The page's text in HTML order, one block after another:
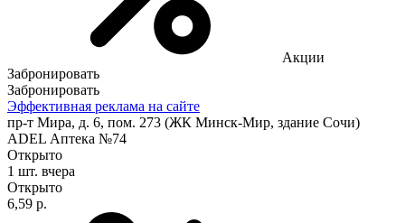
Акции
Забронировать
Забронировать
Эффективная реклама на сайте
пр-т Мира, д. 6, пом. 273 (ЖК Минск-Мир, здание Сочи)
ADEL Аптека №74
Открыто
1 шт. вчера
Открыто
6,59 р.